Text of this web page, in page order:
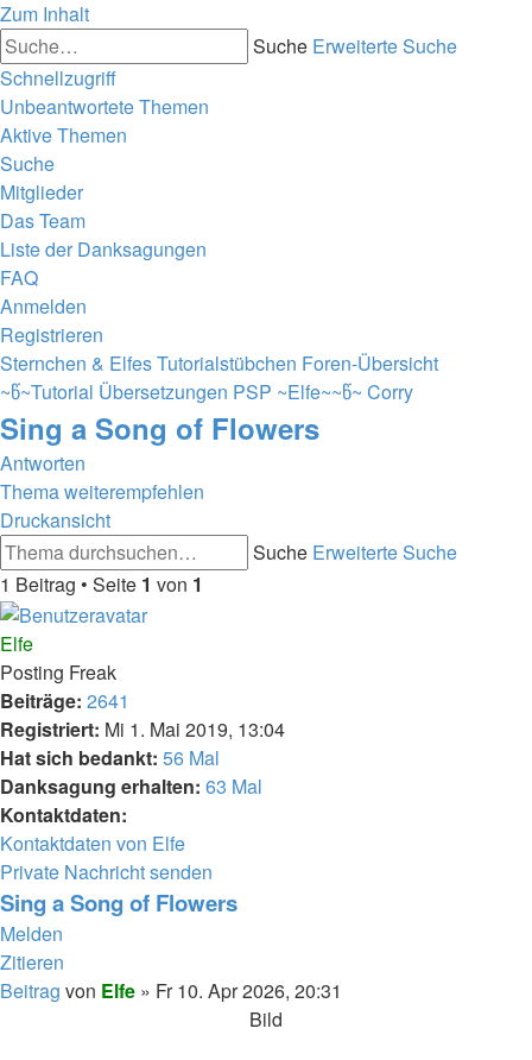
Zum Inhalt
Suche Erweiterte Suche
Schnellzugriff
Unbeantwortete Themen
Aktive Themen
Suche
Mitglieder
Das Team
Liste der Danksagungen
FAQ
Anmelden
Registrieren
Sternchen & Elfes Tutorialstübchen Foren-Übersicht
~წ~Tutorial Übersetzungen PSP ~Elfe~~წ~ Corry
Sing a Song of Flowers
Antworten
Thema weiterempfehlen
Druckansicht
Suche Erweiterte Suche
1 Beitrag • Seite 1 von 1
Elfe
Posting Freak
Beiträge: 2641
Registriert: Mi 1. Mai 2019, 13:04
Hat sich bedankt: 56 Mal
Danksagung erhalten: 63 Mal
Kontaktdaten:
Kontaktdaten von Elfe
Private Nachricht senden
Sing a Song of Flowers
Melden
Zitieren
Beitrag von Elfe » Fr 10. Apr 2026, 20:31
Bild